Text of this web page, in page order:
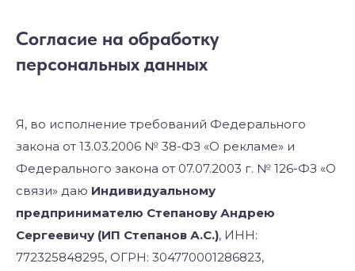
Согласие на обработку
персональных данных
Я, во исполнение требований Федерального
закона от 13.03.2006 № 38-ФЗ «О рекламе» и
Федерального закона от 07.07.2003 г. № 126-ФЗ «О
связи» даю Индивидуальному
предпринимателю Степанову Андрею
Сергеевичу (ИП Степанов А.С.), ИНН:
772325848295, ОГРН: 304770001286823,